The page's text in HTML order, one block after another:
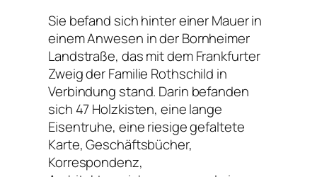
Sie befand sich hinter einer Mauer in
einem Anwesen in der Bornheimer
Landstraße, das mit dem Frankfurter
Zweig der Familie Rothschild in
Verbindung stand. Darin befanden
sich 47 Holzkisten, eine lange
Eisentruhe, eine riesige gefaltete
Karte, Geschäftsbücher,
Korrespondenz,